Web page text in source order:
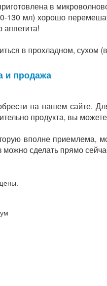
в
130 мл) хорошо
аппетита!
в прохладном, сухом
и продажа
на нашем сайте.
продукта, вы
вполне приемлема,
сделать прямо